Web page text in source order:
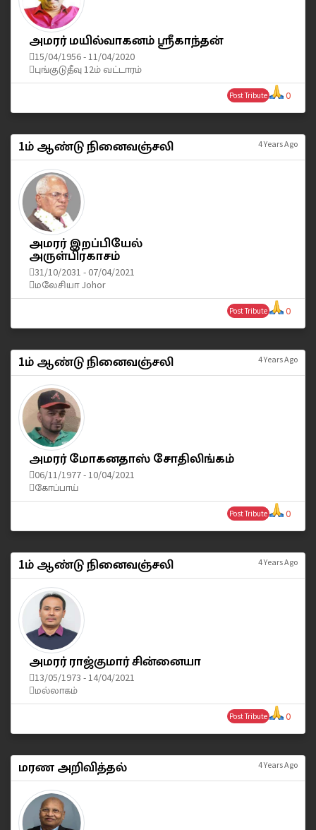
அமரர் மயில்வாகனம் ஸ்ரீகாந்தன்
15/04/1956 - 11/04/2020
புங்குடுதீவு 12ம் வட்டாரம்
0
Post Tribute
1ம் ஆண்டு நினைவஞ்சலி 4 Years Ago
அமரர் இறப்பியேல்
அருள்பிரகாசம்
31/10/2031 - 07/04/2021
மலேசியா Johor
0
Post Tribute
1ம் ஆண்டு நினைவஞ்சலி 4 Years Ago
அமரர் மோகனதாஸ் சோதிலிங்கம்
06/11/1977 - 10/04/2021
கோப்பாய்
0
Post Tribute
1ம் ஆண்டு நினைவஞ்சலி 4 Years Ago
அமரர் ராஜ்குமார் சின்னையா
13/05/1973 - 14/04/2021
மல்லாகம்
0
Post Tribute
மரண அறிவித்தல் 4 Years Ago